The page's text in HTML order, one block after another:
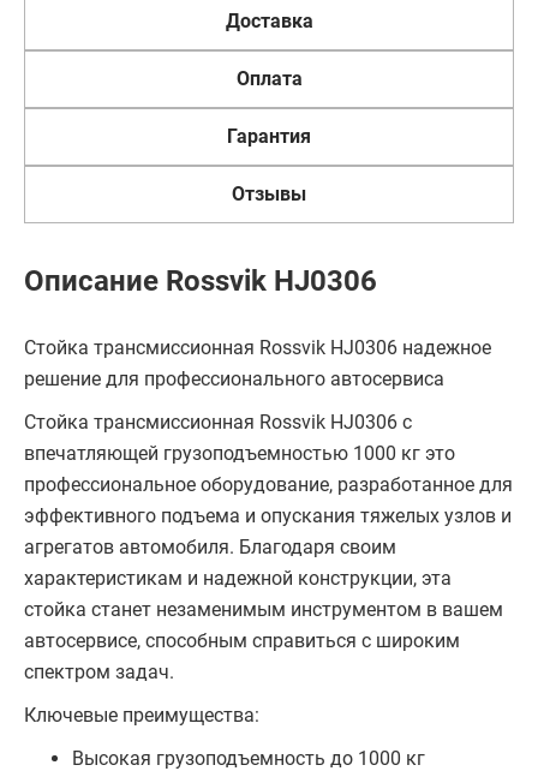
Доставка
Оплата
Гарантия
Отзывы
Описание Rossvik HJ0306
Стойка трансмиссионная Rossvik HJ0306 надежное
решение для профессионального автосервиса
Стойка трансмиссионная Rossvik HJ0306 с
впечатляющей грузоподъемностью 1000 кг это
профессиональное оборудование, разработанное для
эффективного подъема и опускания тяжелых узлов и
агрегатов автомобиля. Благодаря своим
характеристикам и надежной конструкции, эта
стойка станет незаменимым инструментом в вашем
автосервисе, способным справиться с широким
спектром задач.
Ключевые преимущества:
Высокая грузоподъемность до 1000 кг